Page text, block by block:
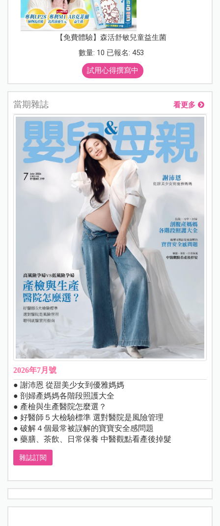
【免費體驗】森活舒敏兒童益生菌
數量: 10 已報名: 453
試用心得撰寫中
當期雜誌 看更多
2026年7月號
● 謝沛恩 從甜美少女到優雅媽媽
● 剖婦產媽媽各階段照護大全
● 產檢與生產醫院怎麼選？
● 好醫師５大檢驗標準 選對醫院是風險管理
● 破解４個最常被誤解的寶寶安全感問題
● 藥膳、茶飲、日常保養 中醫觀點看產後掉髮
雜誌訂閱